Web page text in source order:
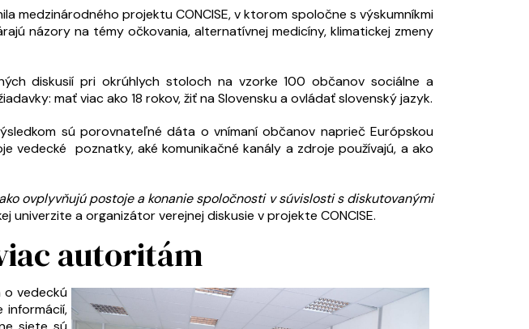
medzinárodného projektu CONCISE, v ktorom spoločne s výskumníkmi
názory na témy očkovania, alternatívnej medicíny, klimatickej zmeny
diskusií pri okrúhlych stoloch na vzorke 100 občanov sociálne a
mať viac ako 18 rokov, žiť na Slovensku a ovládať slovenský jazyk.
sú porovnateľné dáta o vnímaní občanov naprieč Európskou
vedecké poznatky, aké komunikačné kanály a zdroje používajú, a ako
ovplyvňujú postoje a konanie spoločnosti v súvislosti s diskutovanými
univerzite a organizátor verejnej diskusie v projekte CONCISE.
autoritám
o vedeckú
informácií,